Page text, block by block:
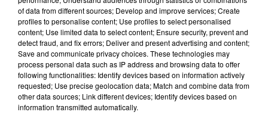
Dans un communiqué relayé par son label Tôt ou tard, il est
précisé que Vianney «
retrouvera ce qu’il aime le plus : être
seul sur scène, face au public», promettant un spectacle «
généreux».
Révélé en 2014 avec des titres commePas làouJe te
déteste, Vianney s’est imposé au fil des années comme l’une
des figures majeures de la chanson française actuelle.
L’artiste a également multiplié les collaborations
of data from different sources; Develop and improve services; Create
profiles to personalise content; Use profiles to select personalised
content; Use limited data to select content; Ensure security, prevent and
detect fraud, and fix errors; Deliver and present advertising and content;
Save and communicate privacy choices. These technologies may
process personal data such as IP address and browsing data to offer
following functionalities: Identify devices based on information actively
requested; Use precise geolocation data; Match and combine data from
other data sources; Link different devices; Identify devices based on
information transmitted automatically.